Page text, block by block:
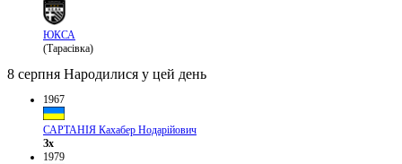
ЮКСА
(Тарасівка)
8 серпня Народилися у цей день
1967
САРТАНІЯ Кахабер Нодарійович
Зх
1979